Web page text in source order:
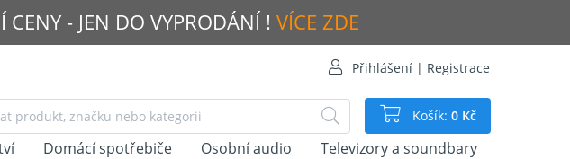
CENY - JEN DO VYPRODÁNÍ ! VÍCE ZDE
Přihlášení | Registrace
Košík: 0 Kč
Domácí spotřebiče Osobní audio Televizory a soundbary